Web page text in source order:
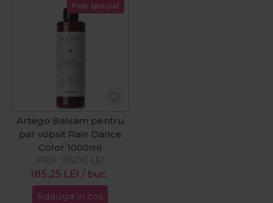
Pret special
Artego Balsam pentru
par vopsit Rain Dance
Color 1000ml
185,25 LEI / buc
PRP: 195,00 LEI
Adauga in cos